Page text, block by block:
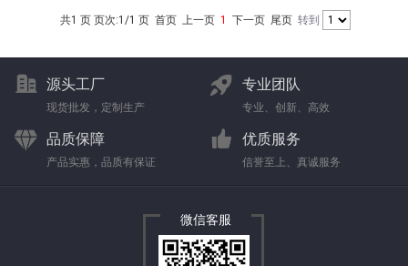
共1 页 页次:1/1 页 首页 上一页 1 下一页 尾页 转到
源头工厂
现货批发，定制生产
专业团队
专业、创新、高效
品质保障
产品实惠，品质有保证
优质服务
信誉至上、真诚服务
微信客服